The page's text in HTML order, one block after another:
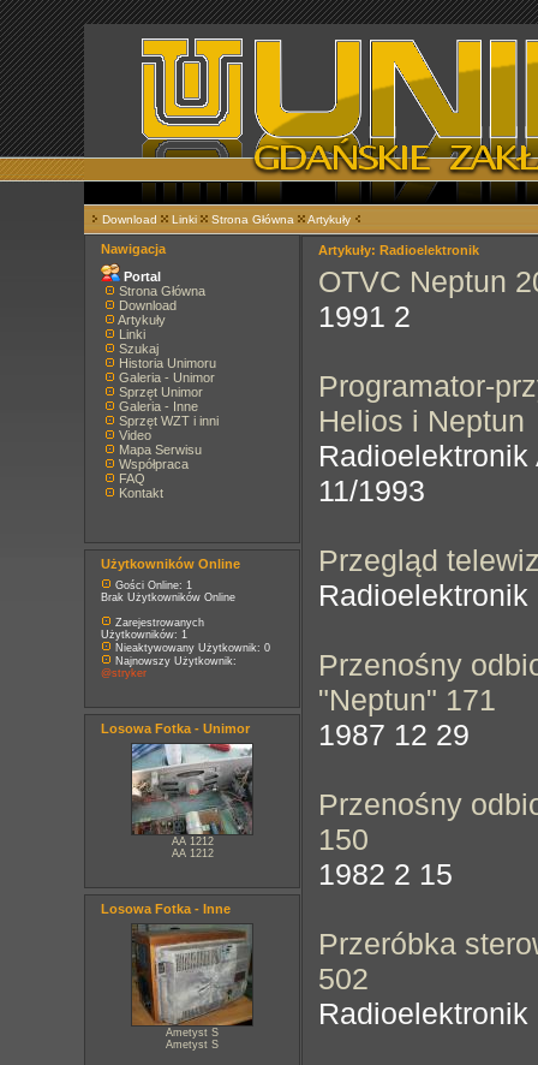
Download Linki Strona Główna Artykuły
Nawigacja
Portal
Strona Główna
Download
Artykuły
Linki
Szukaj
Historia Unimoru
Galeria - Unimor
Sprzęt Unimor
Galeria - Inne
Sprzęt WZT i inni
Video
Mapa Serwisu
Współpraca
FAQ
Kontakt
Użytkowników Online
Gości Online: 1
Brak Użytkowników Online
Zarejestrowanych
Użytkowników: 1
Nieaktywowany Użytkownik: 0
Najnowszy Użytkownik:
@stryker
Losowa Fotka - Unimor
AA 1212
AA 1212
Losowa Fotka - Inne
Ametyst S
Ametyst S
Artykuły: Radioelektronik
OTVC Neptun
1991 2
Programator-
Helios i Neptun
11/1993
Przegląd
Radioelektronik
Przenośny
"Neptun" 171
1987 12 29
Przenośny
150
1982 2 15
Przeróbka
502
Radioelektronik